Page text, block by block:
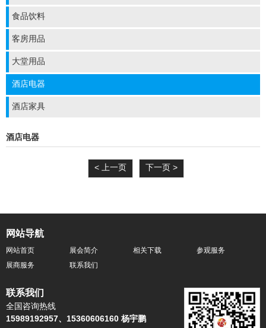
食品饮料
客房用品
大堂用品
酒店电器
酒店家具
酒店电器
< 上一页 下一页 >
网站导航
网站首页 展会简介 相关下载
参观服务
展商服务
联系我们
联系我们
全国咨询热线
15989192957、15360606160 杨宇鹏